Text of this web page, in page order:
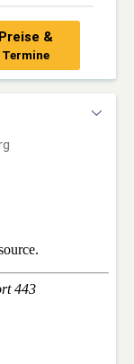
Preise &
Termine